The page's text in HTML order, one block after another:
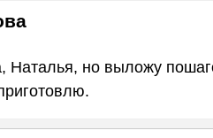
Наталья, но выложу